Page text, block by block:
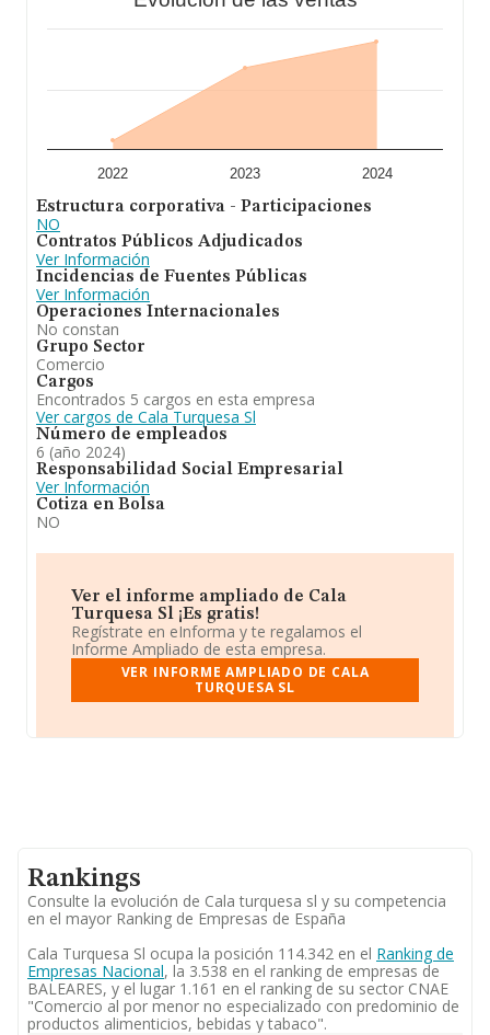
S.Les explotación de supermercado para clientes
turísticos. Ha experimentado un retroceso en el ranking
de su sector (Comercio al por menor en
establecimientos no especializados, con predominio en
productos alimenticios, bebidas y tabaco). Se ha
posicionado más abajo en el ranking nacional (de todas
las empresas presentes en el territorio) frente al 2023.
2022 2023 2024
Estructura corporativa - Participaciones
NO
Contratos Públicos Adjudicados
Ver Información
Incidencias de Fuentes Públicas
Ver Información
Operaciones Internacionales
No constan
Grupo Sector
Comercio
Cargos
Encontrados 5 cargos en esta empresa
Ver cargos de Cala Turquesa Sl
Número de empleados
6 (año 2024)
Responsabilidad Social Empresarial
Ver Información
Cotiza en Bolsa
NO
Ver el informe ampliado de Cala
Turquesa Sl ¡Es gratis!
Regístrate en eInforma y te regalamos el
Informe Ampliado de esta empresa.
VER INFORME AMPLIADO DE CALA
TURQUESA SL
Rankings
Consulte la evolución de Cala turquesa sl y su competencia
en el mayor Ranking de Empresas de España
Cala Turquesa Sl ocupa la posición 114.342 en el Ranking de
Empresas Nacional, la 3.538 en el ranking de empresas de
BALEARES, y el lugar 1.161 en el ranking de su sector CNAE
"Comercio al por menor no especializado con predominio de
productos alimenticios, bebidas y tabaco".